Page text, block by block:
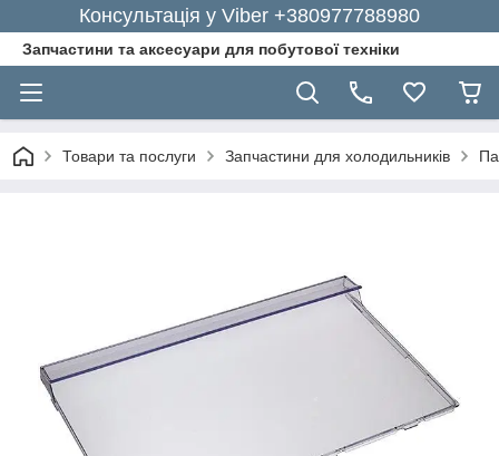
Консультація у Viber +380977788980
Запчастини та аксесуари для побутової техніки
Товари та послуги Запчастини для холодильників